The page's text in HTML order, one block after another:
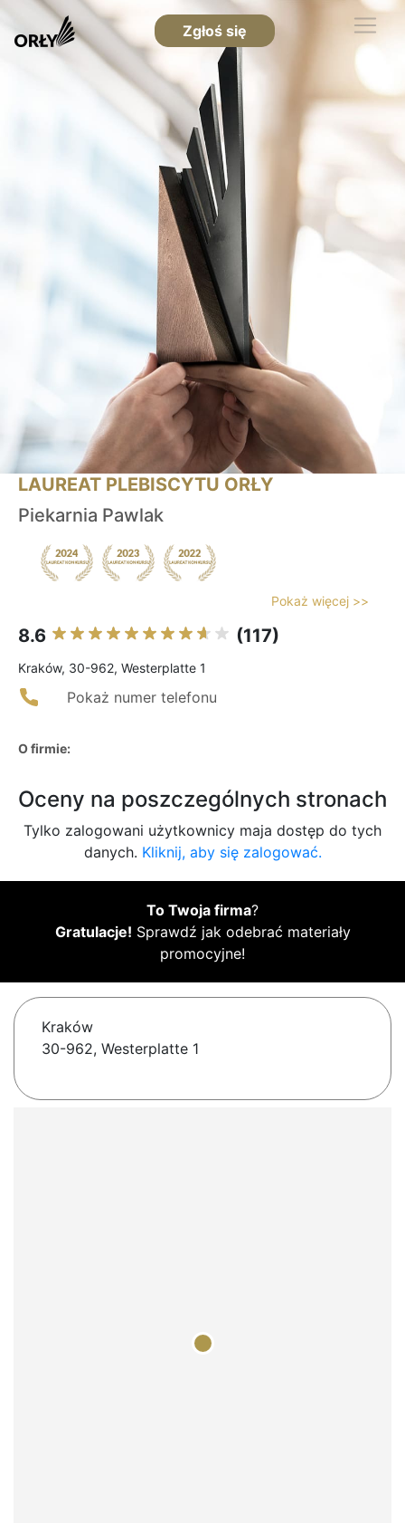
Zgłoś się
LAUREAT PLEBISCYTU ORŁY
Piekarnia Pawlak
Pokaż więcej >>
8.6 (117)
Kraków, 30-962, Westerplatte 1
Pokaż numer telefonu
O firmie:
Oceny na poszczególnych stronach
Tylko zalogowani użytkownicy maja dostęp do tych
danych. Kliknij, aby się zalogować.
To Twoja firma?
Gratulacje! Sprawdź jak odebrać materiały
promocyjne!
Kraków
30-962, Westerplatte 1